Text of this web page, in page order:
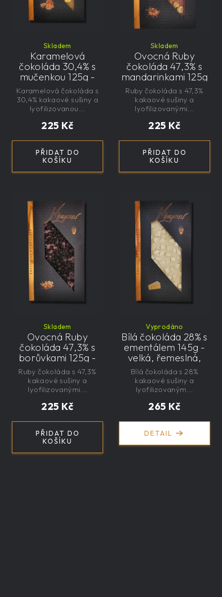
Skladem
Karamelová
čokoláda 30,4% s
mučenkou 125g -
velká, řemeslná,
exkluzivní, dárková
225 Kč
PŘIDAT DO
KOŠÍKU
Karamelová čokoláda s
30,4% kakaové sušiny a
lyofilizovanou...
Skladem
Ovocná Ruby
čokoláda 47,3% s
mandarinkami 125g
- velká, řemeslná,
exkluzivní, dárková
225 Kč
PŘIDAT DO
KOŠÍKU
Ruby čokoláda s 47,3%
kakaové sušiny a
lyofilizovanými...
Skladem
Ovocná Ruby
čokoláda 47,3% s
borůvkami 125g -
velká, řemeslná,
exkluzivní, dárková
225 Kč
PŘIDAT DO
KOŠÍKU
Ruby čokoláda s 47,3%
kakaové sušiny a
lyofilizovanými...
Vyprodáno
Bílá čokoláda 28% s
ementálem 145g -
velká, řemeslná,
exkluzivní, dárková
265 Kč
DETAIL
Bílá čokoláda s 28%
kakaové sušiny a
lyofilizovaným...